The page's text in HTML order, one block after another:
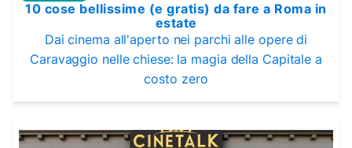
10 cose bellissime (e gratis) da fare a Roma in
estate
Dai cinema all'aperto nei parchi alle opere di
Caravaggio nelle chiese: la magia della Capitale a
costo zero